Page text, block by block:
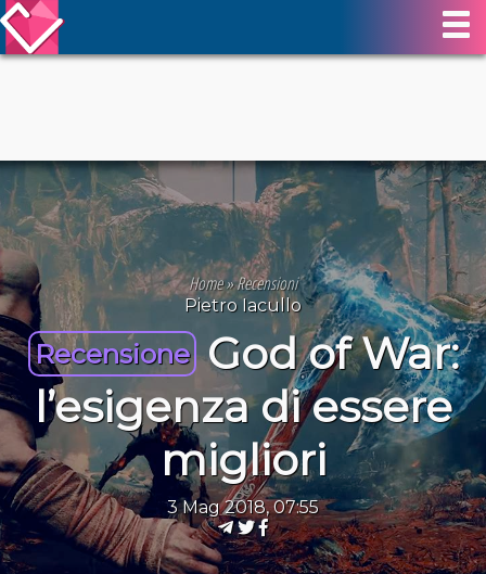
Home»Recensioni
Pietro Iacullo
Recensione God of War:
l’esigenza di essere
migliori
3 Mag 2018, 07:55